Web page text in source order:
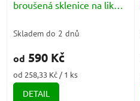
broušená sklenice na likér
75ml
Skladem do 2 dnů
od 590 Kč
Měrná
cena:
od 258,33 Kč / 1 ks
DETAIL